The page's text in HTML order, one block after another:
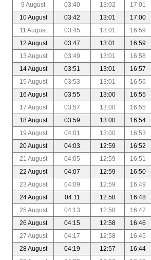
9 August
03:40 13:02 17:01
10 August
03:42 13:01 17:00
11 August
03:45 13:01 16:59
12 August
03:47 13:01 16:59
13 August
03:49 13:01 16:58
14 August
03:51 13:01 16:57
15 August
03:53 13:01 16:56
16 August
03:55 13:00 16:55
17 August
03:57 13:00 16:55
18 August
03:59 13:00 16:54
19 August
04:01 13:00 16:53
20 August
04:03 12:59 16:52
21 August
04:05 12:59 16:51
22 August
04:07 12:59 16:50
23 August
04:09 12:59 16:49
24 August
04:11 12:58 16:48
25 August
04:13 12:58 16:47
26 August
04:15 12:58 16:46
27 August
04:17 12:58 16:45
28 August
04:19 12:57 16:44